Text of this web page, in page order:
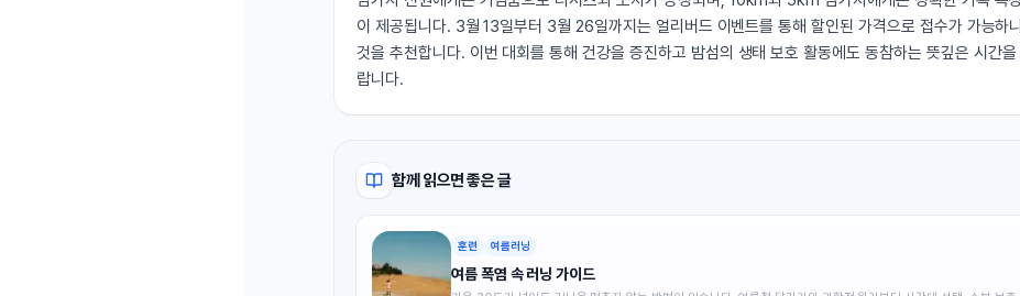
이 제공됩니다. 3월 13일부터 3월 26일까지는 얼리버드 이벤트를 통해 할인된 가격으로 접수가 가능하
것을 추천합니다. 이번 대회를 통해 건강을 증진하고 밤섬의 생태 보호 활동에도 동참하는 뜻깊은 시간
랍니다.
함께 읽으면 좋은 글
훈련 여름러닝
여름 폭염 속 러닝 가이드